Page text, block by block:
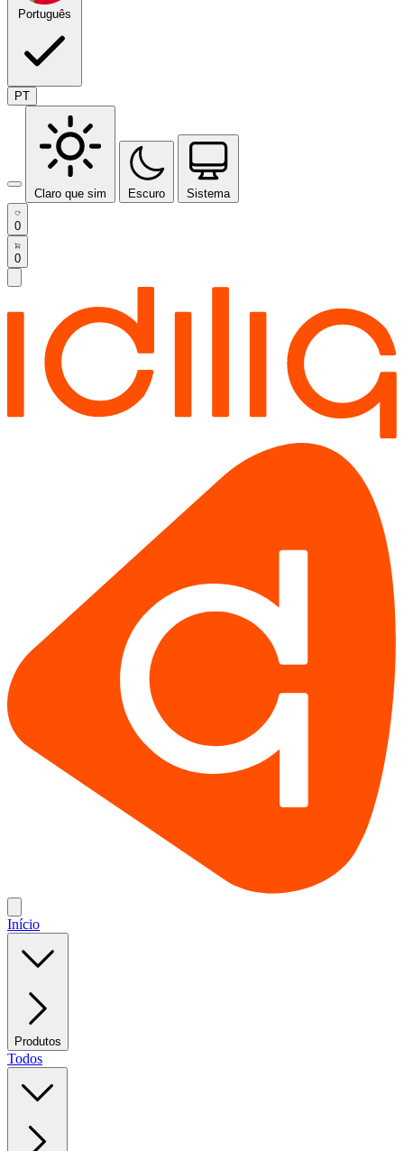
Português
PT
Claro que sim Escuro Sistema
0
0
Início
Produtos
Todos